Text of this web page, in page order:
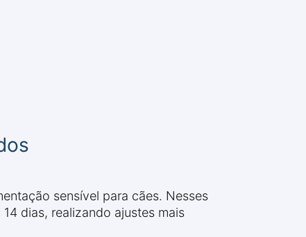
sensível para cães. Nesses
dias, realizando ajustes mais